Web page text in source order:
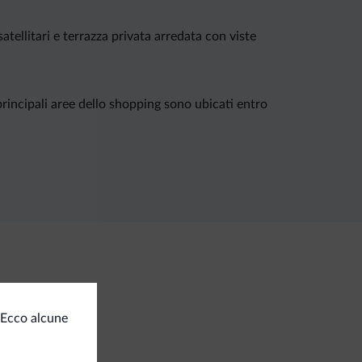
e terrazza privata arredata con viste
aree dello shopping sono ubicati entro
generali
alcune